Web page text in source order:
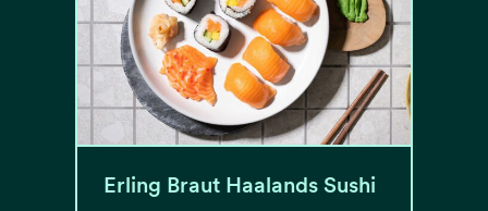
Erling Braut Haalands Sushi